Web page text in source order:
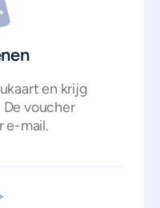
en krijg
voucher
e-mail.